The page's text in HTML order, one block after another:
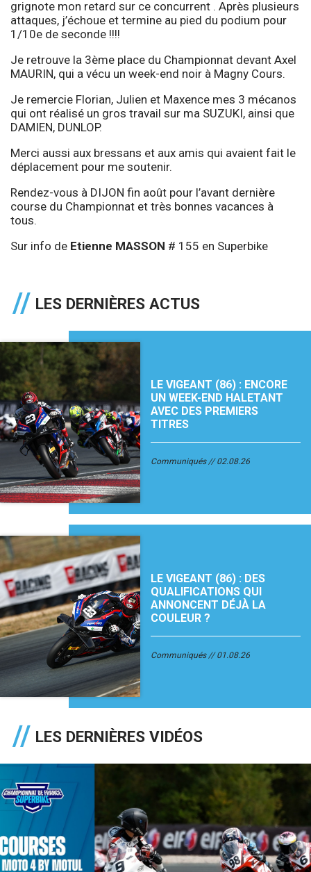
grignote mon retard sur ce concurrent . Après plusieurs
attaques, j’échoue et termine au pied du podium pour
1/10e de seconde !!!!
Je retrouve la 3ème place du Championnat devant Axel
MAURIN, qui a vécu un week-end noir à Magny Cours.
Je remercie Florian, Julien et Maxence mes 3 mécanos
qui ont réalisé un gros travail sur ma SUZUKI, ainsi que
DAMIEN, DUNLOP.
Merci aussi aux bressans et aux amis qui avaient fait le
déplacement pour me soutenir.
Rendez-vous à DIJON fin août pour l’avant dernière
course du Championnat et très bonnes vacances à
tous.
Sur info de Etienne MASSON # 155 en Superbike
LES DERNIÈRES ACTUS
LE VIGEANT (86) : ENCORE
UN WEEK-END HALETANT
AVEC DES PREMIERS
TITRES
Communiqués 02.08.26
LE VIGEANT (86) : DES
QUALIFICATIONS QUI
ANNONCENT DÉJÀ LA
COULEUR ?
Communiqués 01.08.26
LES DERNIÈRES VIDÉOS